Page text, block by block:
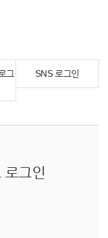
그
SNS 로그인
로그인